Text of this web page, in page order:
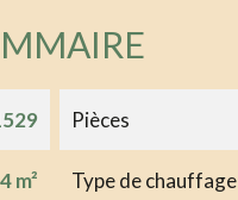
Pièces
m² Type de chauffage